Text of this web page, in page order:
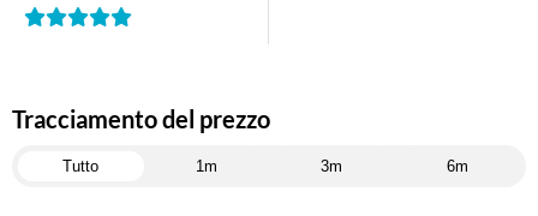
Tracciamento del prezzo
Tutto 1m 3m 6m